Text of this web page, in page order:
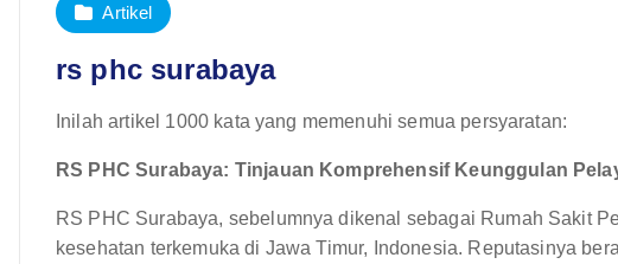
Artikel
rs phc surabaya
Inilah artikel 1000 kata yang memenuhi semua persyaratan:
RS PHC Surabaya: Tinjauan Komprehensif Keunggulan
RS PHC Surabaya, sebelumnya dikenal sebagai Rumah Sakit
kesehatan terkemuka di Jawa Timur, Indonesia. Reputasinya